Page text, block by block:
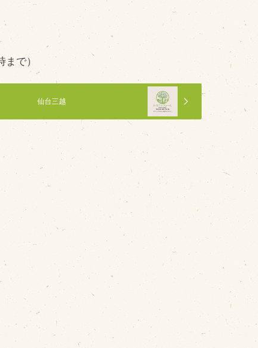
で）
仙台三越
ビ串
ソース
ト
式アカウント
ィード